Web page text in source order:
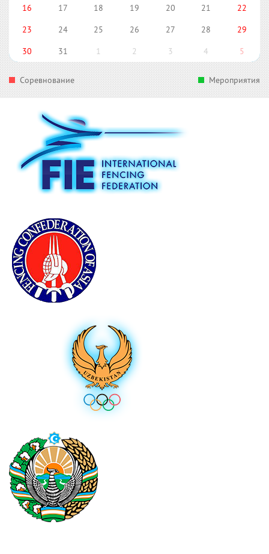
16
17 18 19 20 21
22
23
24 25 26 27 28
29
30
31 1 2 3 4 5
Соревнование Мероприятия